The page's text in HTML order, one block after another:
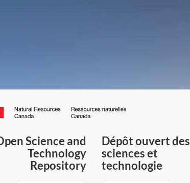
du
Canada
Science and
Technology
Repository
Dépôt ouvert des
sciences et
technologie